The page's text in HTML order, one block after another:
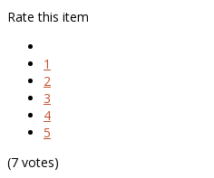
Rate this item
1
2
3
4
5
(7 votes)